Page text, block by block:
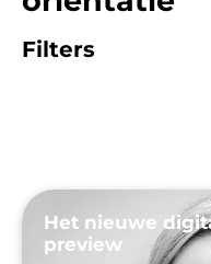
Filters
Het nieuwe
preview